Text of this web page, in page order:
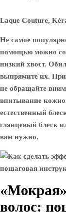
Laque Couture,
Не самое
помощью можно
низкий хвост.
выпрямите их. При
не обращайте
впитывание
естественный
глянцевый блеск
вам нужно.
волос: